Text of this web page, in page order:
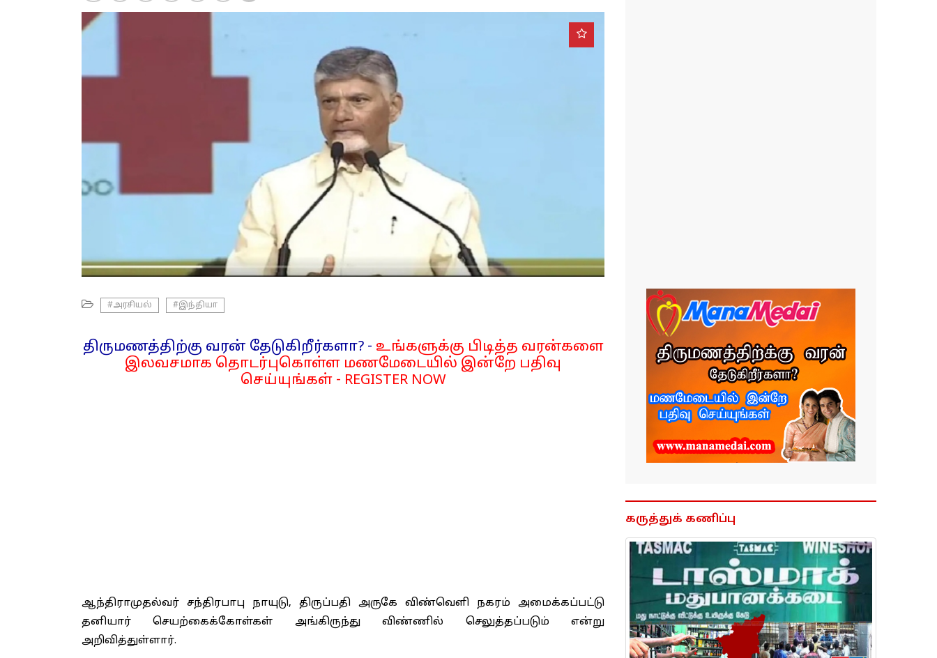
#அரசியல் #இந்தியா
திருமணத்திற்கு வரன் தேடுகிறீர்களா? - உங்களுக்கு பிடித்த வரன்களை
இலவசமாக தொடர்புகொள்ள மணமேடையில் இன்றே பதிவு
செய்யுங்கள் - REGISTER NOW
ஆந்திராமுதல்வர் சந்திரபாபு நாயுடு, திருப்பதி அருகே விண்வெளி நகரம் அமைக்கப்பட்டு
தனியார் செயற்கைக்கோள்கள் அங்கிருந்து விண்ணில் செலுத்தப்படும் என்று
அறிவித்துள்ளார்.
கருத்துக் கணிப்பு